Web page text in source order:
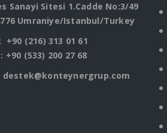
Sanayi Sitesi 1.Cadde No:3/49
Umraniye/Istanbul/Turkey
+90 (216) 313 01 61
+90 (533) 200 27 68
destek@konteynergrup.com